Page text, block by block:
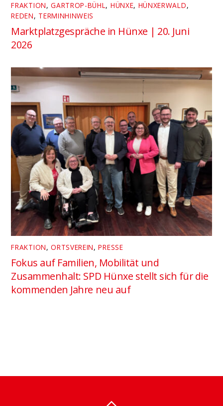
FRAKTION,GARTROP-BÜHL, HÜNXE, HÜNXERWALD,
REDEN, TERMINHINWEIS
Marktplatzgespräche in Hünxe | 20. Juni
2026
FRAKTION,ORTSVEREIN,PRESSE
Fokus auf Familien, Mobilität und
Zusammenhalt: SPD Hünxe stellt sich für die
kommenden Jahre neu auf